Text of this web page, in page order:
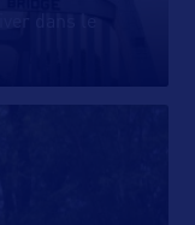
dans le